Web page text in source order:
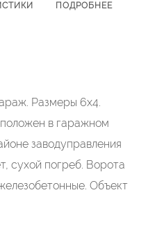
ПОДРОБНЕЕ
Размеры 6х4.
в гаражном
заводуправления
сухой погреб. Ворота
Объект